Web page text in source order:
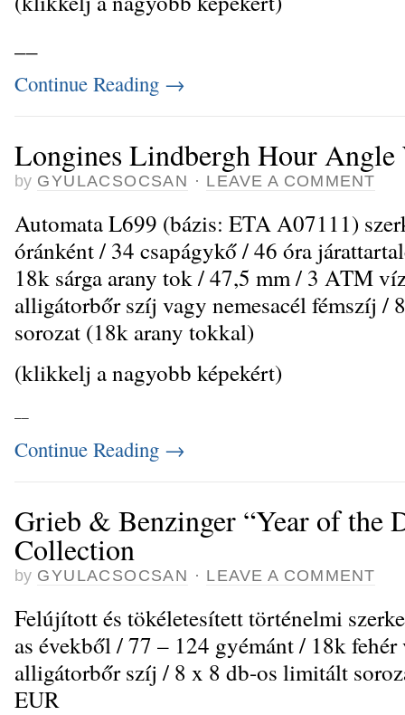
Continue Reading →
Longines Lindbergh Hour Angle
by GYULACSOCSAN · LEAVE A COMMENT
Automata L699 (bázis: ETA A07111)
óránként / 34 csapágykő / 46 óra
18k sárga arany tok / 47,5 mm / 3 ATM
alligátorbőr szíj vagy nemesacél fémszíj /
sorozat (18k arany tokkal)
(klikkelj a nagyobb képekért)
Continue Reading →
Grieb & Benzinger “Year of the
Collection
by GYULACSOCSAN · LEAVE A COMMENT
Felújított és tökéletesített történelmi
as évekből / 77 – 124 gyémánt / 18k
alligátorbőr szíj / 8 x 8 db-os limitált
EUR